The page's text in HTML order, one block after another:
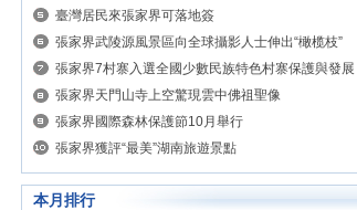
臺灣居民來張家界可落地簽
張家界武陵源風景區向全球攝影人士伸出“橄榄枝”
張家界7村寨入選全國少數民族特色村寨保護與發展
名錄
張家界天門山寺上空驚現雲中佛祖聖像
張家界國際森林保護節10月舉行
張家界獲評“最美”湖南旅遊景點
本月排行